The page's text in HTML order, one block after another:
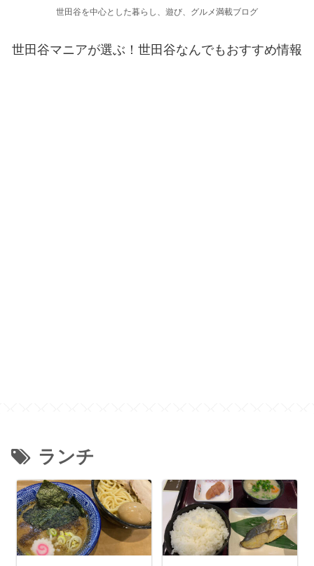
世田谷を中心とした暮らし、遊び、グルメ満載ブログ
世田谷マニアが選ぶ！世田谷なんでもおすすめ情報
ランチ